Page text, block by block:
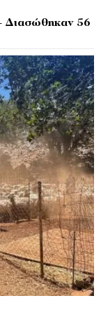
Διασώθηκαν 56